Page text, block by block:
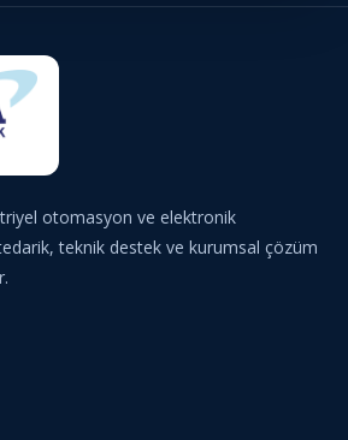
otomasyon ve elektronik
teknik destek ve kurumsal çözüm